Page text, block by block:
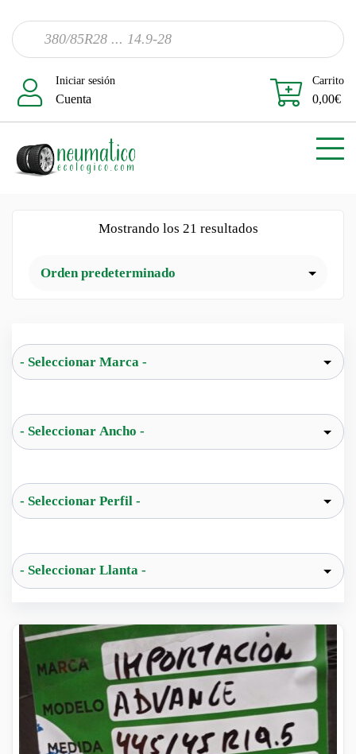
Iniciar sesión
Cuenta
Carrito
0,00€
Mostrando los 21 resultados